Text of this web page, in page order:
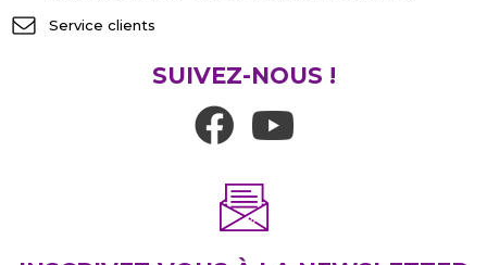
Service clients
SUIVEZ-NOUS !